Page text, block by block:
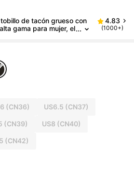
de tacón grueso con
gama para mujer, el
4.83
(1000+)
(CN36) US6.5 (CN37)
(CN39) US8 (CN40)
(CN42)